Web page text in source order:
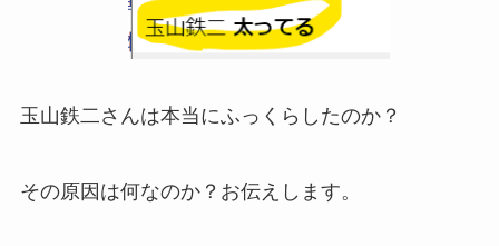
玉山鉄二さんは本当にふっくらしたのか？
その原因は何なのか？お伝えします。